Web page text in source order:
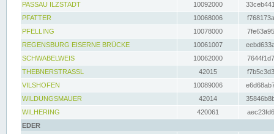
PASSAU ILZSTADT
10092000
PFATTER
10068006
PFELLING
10078000
REGENSBURG EISERNE BRÜCKE
10061007
SCHWABELWEIS
10062000
THEBNERSTRASSL
42015
VILSHOFEN
10089006
WILDUNGSMAUER
42014
WILHERING
420061
EDER